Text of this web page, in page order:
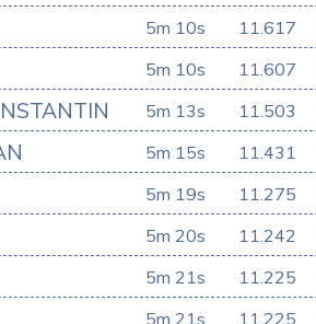
5m 10s 11.617
5m 10s 11.607
5m 13s 11.503
5m 15s 11.431
5m 19s 11.275
5m 20s 11.242
5m 21s 11.225
5m 21s 11.225